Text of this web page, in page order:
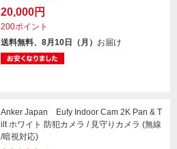
20,000円
200ポイント
送料無料、8月10日（月） お届け
Anker Japan Eufy Indoor Cam 2K Pan & T
ilt ホワイト 防犯カメラ / 見守りカメラ (無線
/暗視対応)